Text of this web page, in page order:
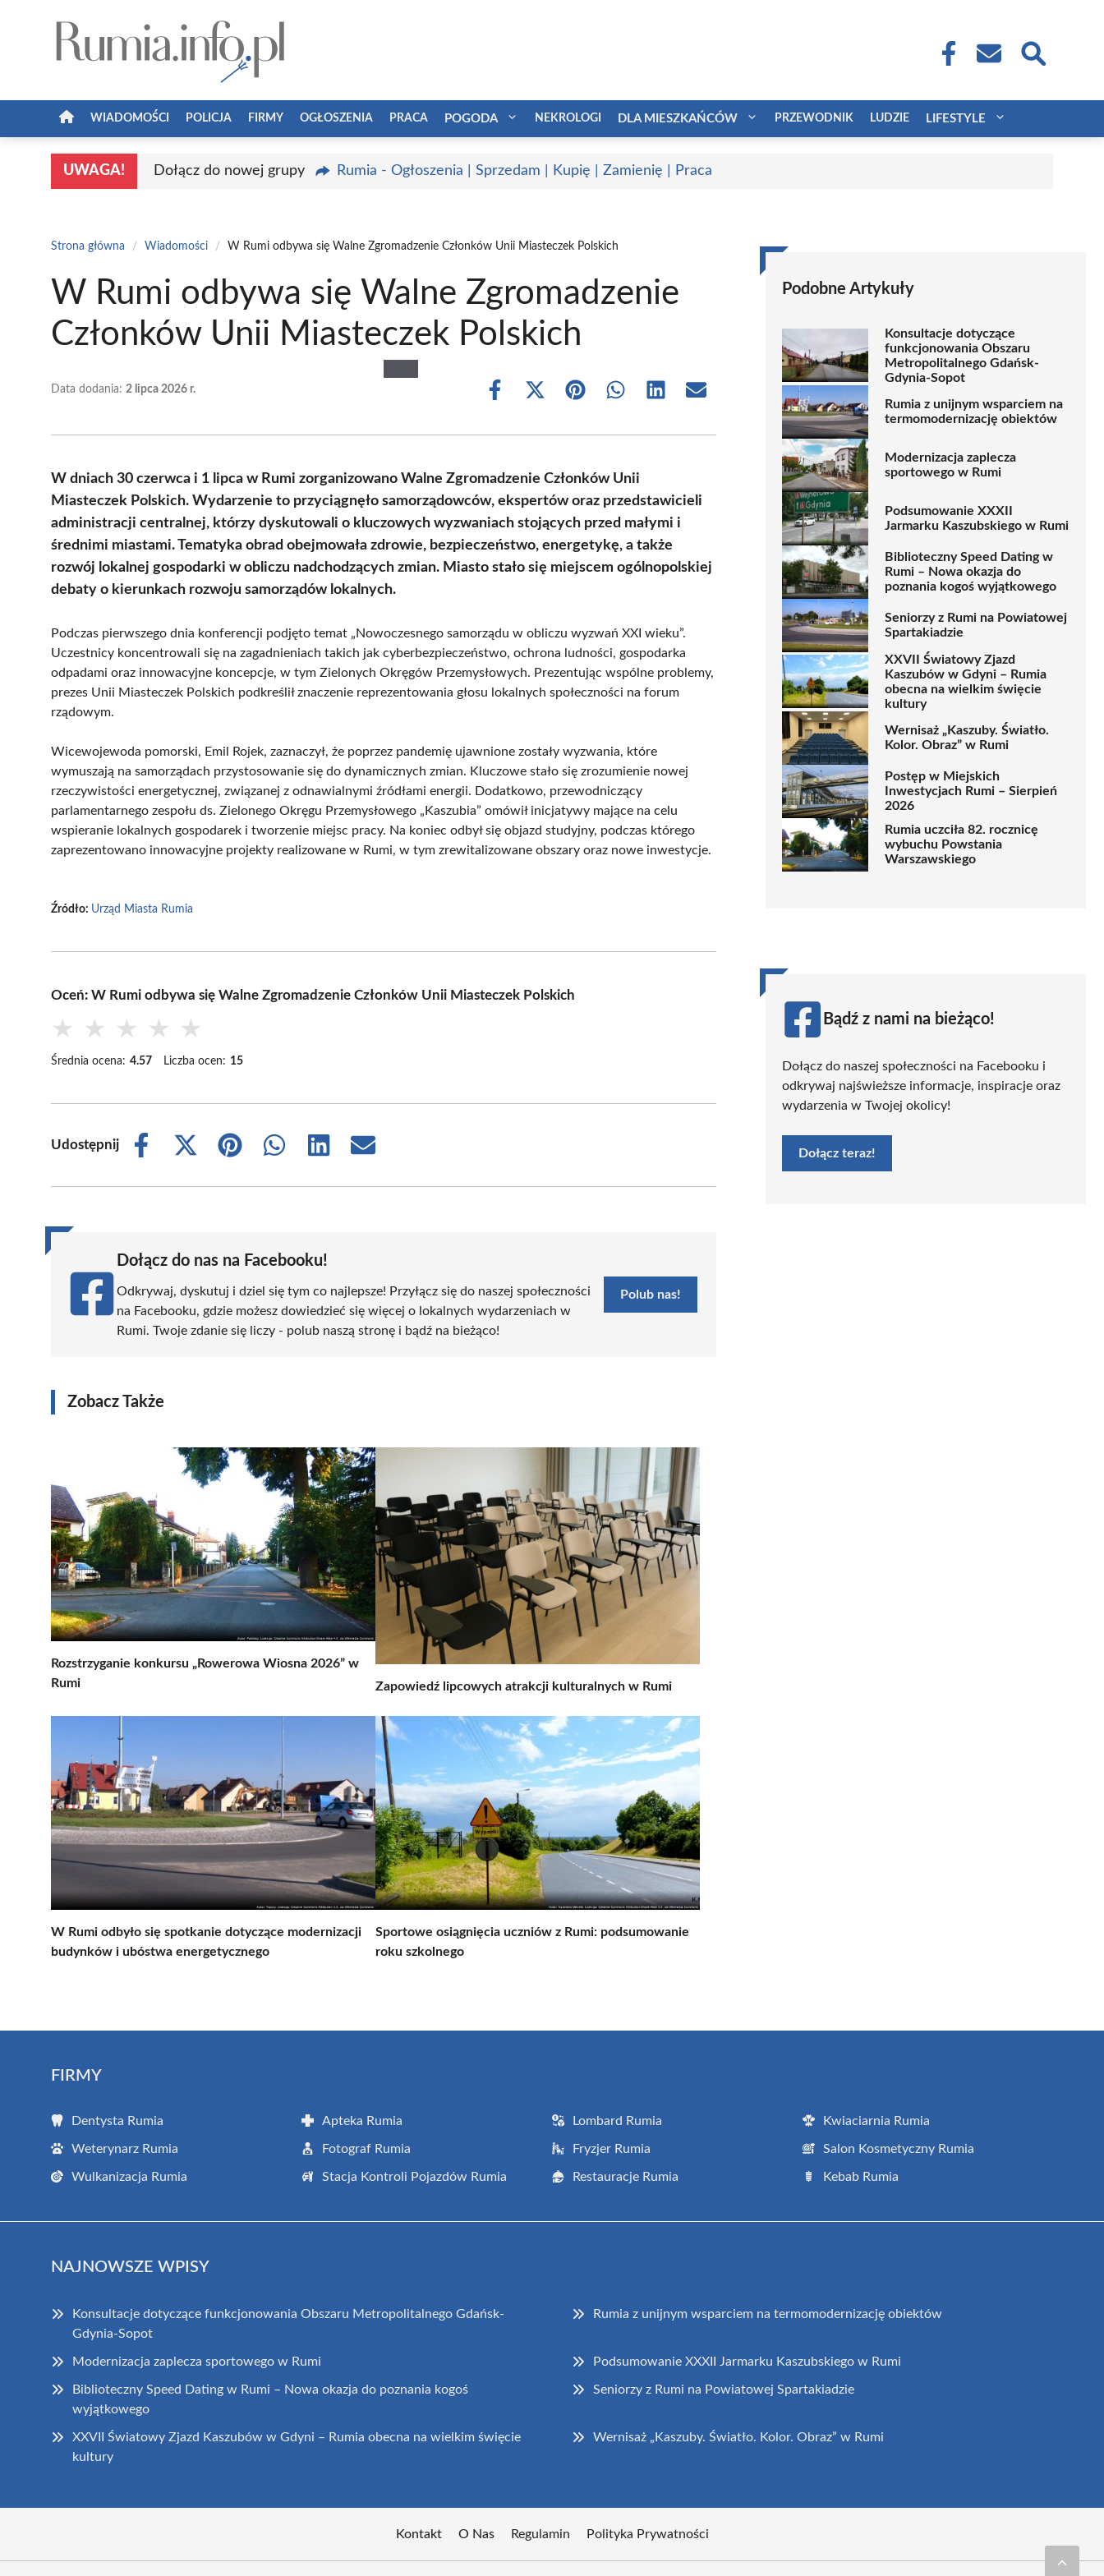
WIADOMOŚCI POLICJA FIRMY OGŁOSZENIA PRACA POGODA NEKROLOGI DLA MIESZKAŃCÓW PRZEWODNIK LUDZIE LIFESTYLE
UWAGA! Dołącz do nowej grupy Rumia - Ogłoszenia | Sprzedam | Kupię | Zamienię | Praca
Strona główna / Wiadomości / W Rumi odbywa się Walne Zgromadzenie Członków Unii Miasteczek Polskich
W Rumi odbywa się Walne Zgromadzenie
Członków Unii Miasteczek Polskich
Data dodania: 2 lipca 2026 r.
Share
Share
(Twitter)
Share Share Share Share
W dniach 30 czerwca i 1 lipca w Rumi zorganizowano Walne Zgromadzenie Członków Unii
Miasteczek Polskich. Wydarzenie to przyciągnęło samorządowców, ekspertów oraz przedstawicieli
administracji centralnej, którzy dyskutowali o kluczowych wyzwaniach stojących przed małymi i
średnimi miastami. Tematyka obrad obejmowała zdrowie, bezpieczeństwo, energetykę, a także
rozwój lokalnej gospodarki w obliczu nadchodzących zmian. Miasto stało się miejscem ogólnopolskiej
debaty o kierunkach rozwoju samorządów lokalnych.
Podczas pierwszego dnia konferencji podjęto temat „Nowoczesnego samorządu w obliczu wyzwań XXI wieku”.
Uczestnicy koncentrowali się na zagadnieniach takich jak cyberbezpieczeństwo, ochrona ludności, gospodarka
odpadami oraz innowacyjne koncepcje, w tym Zielonych Okręgów Przemysłowych. Prezentując wspólne problemy,
prezes Unii Miasteczek Polskich podkreślił znaczenie reprezentowania głosu lokalnych społeczności na forum
rządowym.
Wicewojewoda pomorski, Emil Rojek, zaznaczył, że poprzez pandemię ujawnione zostały wyzwania, które
wymuszają na samorządach przystosowanie się do dynamicznych zmian. Kluczowe stało się zrozumienie nowej
rzeczywistości energetycznej, związanej z odnawialnymi źródłami energii. Dodatkowo, przewodniczący
parlamentarnego zespołu ds. Zielonego Okręgu Przemysłowego „Kaszubia” omówił inicjatywy mające na celu
wspieranie lokalnych gospodarek i tworzenie miejsc pracy. Na koniec odbył się objazd studyjny, podczas którego
zaprezentowano innowacyjne projekty realizowane w Rumi, w tym zrewitalizowane obszary oraz nowe inwestycje.
Źródło: Urząd Miasta Rumia
Oceń: W Rumi odbywa się Walne Zgromadzenie Członków Unii Miasteczek Polskich
★ ★ ★ ★ ★
Średnia ocena: 4.57 Liczba ocen: 15
Udostępnij
Share
Share
(Twitter)
Share
Share
Share
Share
Dołącz do nas na Facebooku!
Odkrywaj, dyskutuj i dziel się tym co najlepsze! Przyłącz się do naszej społeczności
na Facebooku, gdzie możesz dowiedzieć się więcej o lokalnych wydarzeniach w
Rumi. Twoje zdanie się liczy - polub naszą stronę i bądź na bieżąco!
Polub nas!
Zobacz Także
Rozstrzyganie konkursu „Rowerowa Wiosna 2026” w
Rumi
Zapowiedź lipcowych atrakcji kulturalnych w Rumi
W Rumi odbyło się spotkanie dotyczące modernizacji
budynków i ubóstwa energetycznego
Sportowe osiągnięcia uczniów z Rumi: podsumowanie
roku szkolnego
Podobne Artykuły
Konsultacje dotyczące
funkcjonowania Obszaru
Metropolitalnego Gdańsk-
Gdynia-Sopot
Rumia z unijnym wsparciem na
termomodernizację obiektów
Modernizacja zaplecza
sportowego w Rumi
Podsumowanie XXXII
Jarmarku Kaszubskiego w Rumi
Biblioteczny Speed Dating w
Rumi – Nowa okazja do
poznania kogoś wyjątkowego
Seniorzy z Rumi na Powiatowej
Spartakiadzie
XXVII Światowy Zjazd
Kaszubów w Gdyni – Rumia
obecna na wielkim święcie
kultury
Wernisaż „Kaszuby. Światło.
Kolor. Obraz” w Rumi
Postęp w Miejskich
Inwestycjach Rumi – Sierpień
2026
Rumia uczciła 82. rocznicę
wybuchu Powstania
Warszawskiego
Bądź z nami na bieżąco!
Dołącz do naszej społeczności na Facebooku i
odkrywaj najświeższe informacje, inspiracje oraz
wydarzenia w Twojej okolicy!
Dołącz teraz!
FIRMY
Dentysta Rumia Apteka Rumia Lombard Rumia Kwiaciarnia Rumia
Weterynarz Rumia Fotograf Rumia Fryzjer Rumia Salon Kosmetyczny Rumia
Wulkanizacja Rumia Stacja Kontroli Pojazdów Rumia Restauracje Rumia Kebab Rumia
NAJNOWSZE WPISY
Konsultacje dotyczące funkcjonowania Obszaru Metropolitalnego Gdańsk-
Gdynia-Sopot
Rumia z unijnym wsparciem na termomodernizację obiektów
Modernizacja zaplecza sportowego w Rumi Podsumowanie XXXII Jarmarku Kaszubskiego w Rumi
Biblioteczny Speed Dating w Rumi – Nowa okazja do poznania kogoś
wyjątkowego
Seniorzy z Rumi na Powiatowej Spartakiadzie
XXVII Światowy Zjazd Kaszubów w Gdyni – Rumia obecna na wielkim święcie
kultury
Wernisaż „Kaszuby. Światło. Kolor. Obraz” w Rumi
Kontakt O Nas Regulamin Polityka Prywatności